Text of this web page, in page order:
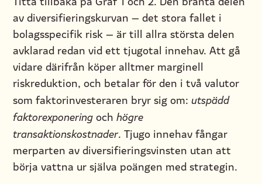
av diversifieringskurvan — det stora fallet i
bolagsspecifik risk — är till allra största delen
avklarad redan vid ett tjugotal innehav. Att gå
vidare därifrån köper alltmer marginell
riskreduktion, och betalar för den i två valutor
som faktorinvesteraren bryr sig om: utspädd
faktorexponering och högre
transaktionskostnader. Tjugo innehav fångar
merparten av diversifieringsvinsten utan att
börja vattna ur själva poängen med strategin.